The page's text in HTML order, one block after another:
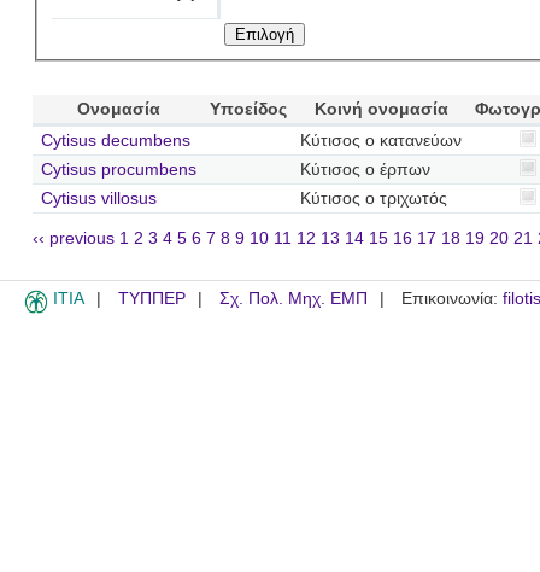
Ονομασία Υποείδος Κοινή ονομασία
Cytisus decumbens
Κύτισος ο κατανεύων
Cytisus procumbens
Κύτισος ο έρπων
Cytisus villosus
Κύτισος ο τριχωτός
‹‹ previous 1 2 3 4 5 6 7 8 9 10 11 12 13 14 15 16 17 18 19 20 21
ITIA ΤΥΠΠΕΡ Σχ. Πολ. Μηχ. ΕΜΠ Επικοινωνία: